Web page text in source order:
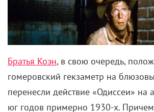
Сам же режиссер сравнивал
своей 13-й полнометражки, с